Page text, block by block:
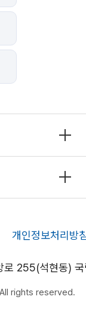
개인정보처리방
255(석현동) 국
rights reserved.